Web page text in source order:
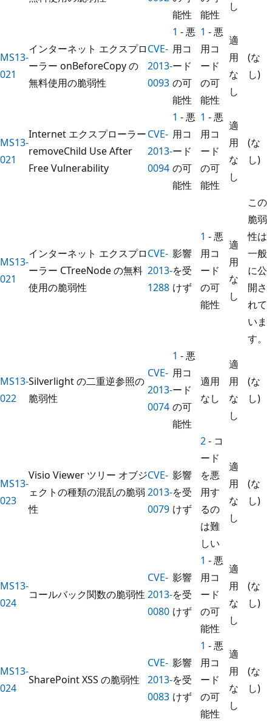
能性
能性
し
MS13-
021
インターネット エクスプロ
ーラー onBeforeCopy の
無料使用の脆弱性
CVE-
2013-
0093
1 - 悪
用コ
ード
の可
能性
1 - 悪
用コ
ード
の可
能性
適
用
な
し
(な
し)
MS13-
021
Internet エクスプローラー
removeChild Use After
Free Vulnerability
CVE-
2013-
0094
1 - 悪
用コ
ード
の可
能性
1 - 悪
用コ
ード
の可
能性
適
用
な
し
(な
し)
MS13-
021
インターネット エクスプロ
ーラー CTreeNode の無料
使用の脆弱性
CVE-
2013-
1288
影響
を受
けず
1 - 悪
用コ
ード
の可
能性
適
用
な
し
この
脆弱
性は
一般
に公
開さ
れて
いま
す。
MS13-
022
Silverlight の二重逆参照の
脆弱性
CVE-
2013-
0074
1 - 悪
用コ
ード
の可
能性
適用
なし
適
用
な
し
(な
し)
MS13-
023
Visio Viewer ツリー オブジ
ェクトの種類の混乱の脆弱
性
CVE-
2013-
0079
影響
を受
けず
2- コ
ード
を悪
用す
るの
は難
しい
適
用
な
し
(な
し)
MS13-
024
コールバック関数の脆弱性
CVE-
2013-
0080
影響
を受
けず
1 - 悪
用コ
ード
の可
能性
適
用
な
し
(な
し)
MS13-
024
SharePoint XSS の脆弱性
CVE-
2013-
0083
影響
を受
けず
1 - 悪
用コ
ード
の可
能性
適
用
な
し
(な
し)